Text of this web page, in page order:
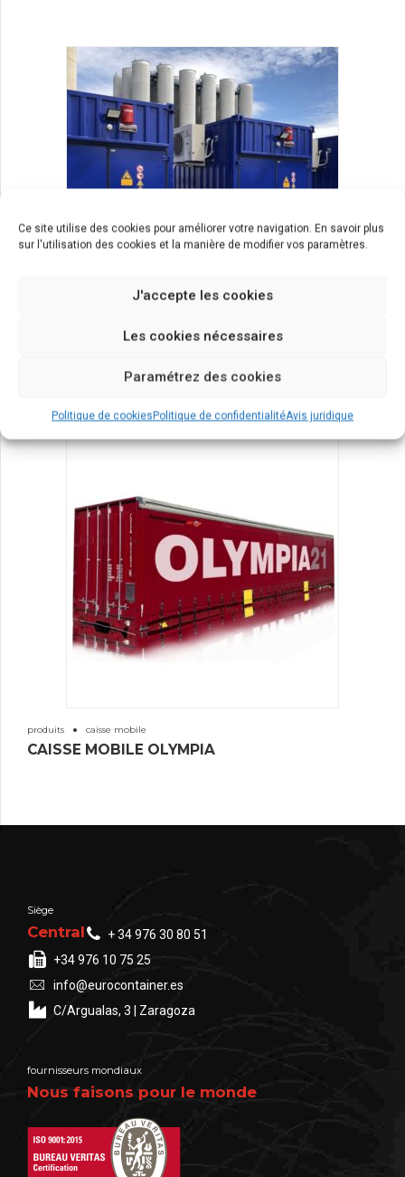
Ce site utilise des cookies pour améliorer votre navigation. En savoir plus
sur l'utilisation des cookies et la manière de modifier vos paramètres.
J'accepte les cookies
Les cookies nécessaires
Paramétrez des cookies
Politique de cookiesPolitique de confidentialitéAvis juridique
produits caisse mobile
CAISSE MOBILE OLYMPIA
Siège
Central
+ 34 976 30 80 51
+34 976 10 75 25
info@eurocontainer.es
C/Argualas, 3 | Zaragoza
fournisseurs mondiaux
Nous faisons pour le monde